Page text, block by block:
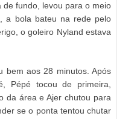
fundo, levou para o meio
a bola bateu na rede pelo
o goleiro Nyland estava
bem aos 28 minutos. Após
Pépé tocou de primeira,
da área e Ajer chutou para
se o ponta tentou chutar